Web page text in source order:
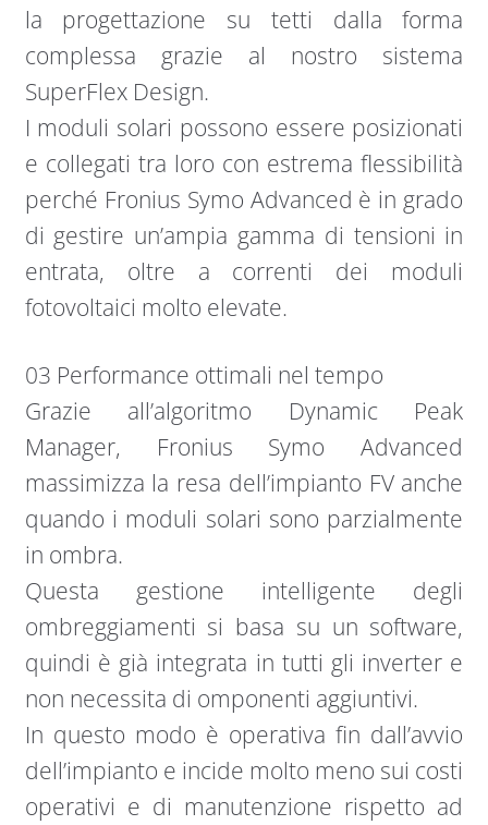
la progettazione su tetti dalla forma
complessa grazie al nostro sistema
SuperFlex Design.
I moduli solari possono essere posizionati
e collegati tra loro con estrema flessibilità
perché Fronius Symo Advanced è in grado
di gestire un’ampia gamma di tensioni in
entrata, oltre a correnti dei moduli
fotovoltaici molto elevate.
03 Performance ottimali nel tempo
Grazie all’algoritmo Dynamic Peak
Manager, Fronius Symo Advanced
massimizza la resa dell’impianto FV anche
quando i moduli solari sono parzialmente
in ombra.
Questa gestione intelligente degli
ombreggiamenti si basa su un software,
quindi è già integrata in tutti gli inverter e
non necessita di omponenti aggiuntivi.
In questo modo è operativa fin dall’avvio
dell’impianto e incide molto meno sui costi
operativi e di manutenzione rispetto ad